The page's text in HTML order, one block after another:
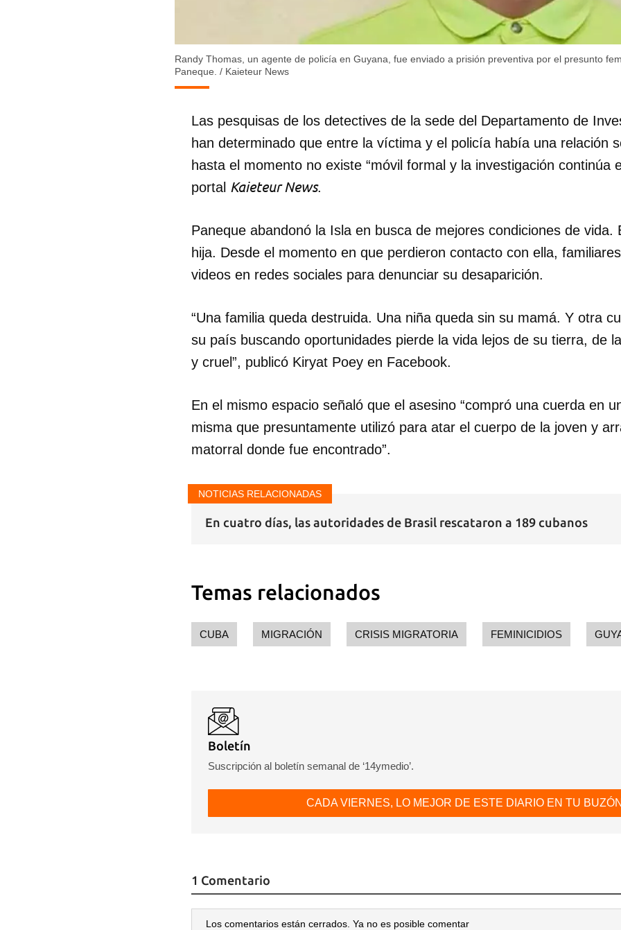
INICIAR SESIÓN
Randy Thomas, un agente de policía en Guyana, fue enviado a prisión preventiva por el presunto
Paneque. / Kaieteur News
Las pesquisas de los detectives de la sede del Departamento de
han determinado que entre la víctima y el policía había una relación
hasta el momento no existe “móvil formal y la investigación continúa
portal Kaieteur News.
Paneque abandonó la Isla en busca de mejores condiciones de vida.
hija. Desde el momento en que perdieron contacto con ella,
videos en redes sociales para denunciar su desaparición.
“Una familia queda destruida. Una niña queda sin su mamá. Y otra
su país buscando oportunidades pierde la vida lejos de su tierra, de
y cruel”, publicó Kiryat Poey en Facebook.
En el mismo espacio señaló que el asesino “compró una cuerda en
misma que presuntamente utilizó para atar el cuerpo de la joven y
matorral donde fue encontrado”.
NOTICIAS RELACIONADAS
En cuatro días, las autoridades de Brasil rescataron a 189 cubanos
Temas relacionados
CUBA MIGRACIÓN CRISIS MIGRATORIA FEMINICIDIOS
Boletín
Suscripción al boletín semanal de ‘14ymedio’.
CADA VIERNES, LO MEJOR DE ESTE DIARIO EN TU
1 Comentario
Los comentarios están cerrados. Ya no es posible comentar